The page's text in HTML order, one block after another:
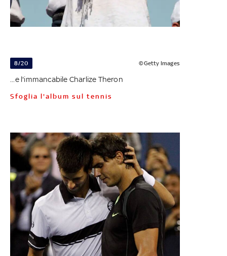
8/20 ©Getty Images
...e l'immancabile Charlize Theron
Sfoglia l'album sul tennis